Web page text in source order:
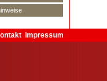
Impressum